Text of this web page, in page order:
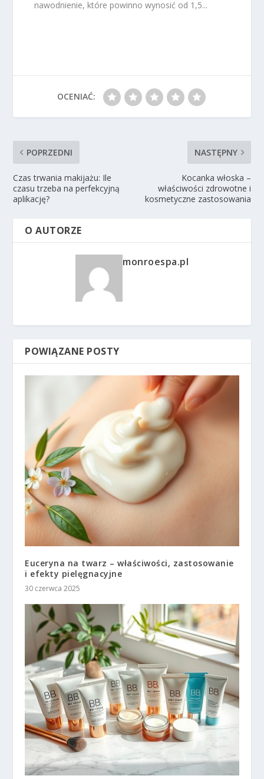
nawodnienie, które powinno wynosić od 1,5...
OCENIAĆ:
POPRZEDNI
Czas trwania makijażu: Ile
czasu trzeba na perfekcyjną
aplikację?
NASTĘPNY
Kocanka włoska –
właściwości zdrowotne i
kosmetyczne zastosowania
O AUTORZE
monroespa.pl
POWIĄZANE POSTY
Euceryna na twarz – właściwości, zastosowanie
i efekty pielęgnacyjne
30 czerwca 2025